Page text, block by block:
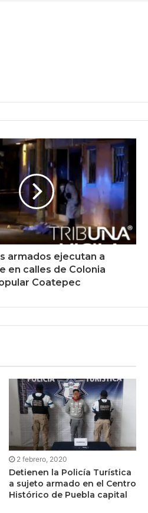
armados ejecutan a
en calles de Colonia
Coatepec
2 febrero, 2020
Detienen la Policía Turística
a sujeto armado en el Centro
Histórico de Puebla capital